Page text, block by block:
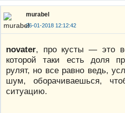
murabel
26-01-2018 12:12:42
novater, про кусты — это
которой таки есть доля
рулят, но все равно ведь,
шум, оборачиваешься,
ситуацию.